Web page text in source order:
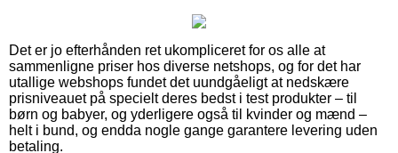
Det er jo efterhånden ret ukompliceret for os alle at
sammenligne priser hos diverse netshops, og for det har
utallige webshops fundet det uundgåeligt at nedskære
prisniveauet på specielt deres bedst i test produkter – til
børn og babyer, og yderligere også til kvinder og mænd –
helt i bund, og endda nogle gange garantere levering uden
betaling.